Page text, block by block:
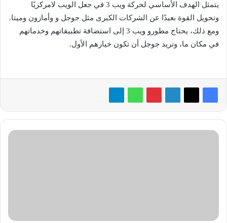
يتمثل الهدف الأساسي لحركة ويب 3 في جعل الويب لامركزيًا
وتحويل القوة بعيدًا عن الشركات الكبرى مثل جوجل و وأمازون وميتا.
ومع ذلك، يحتاج مطورو ويب 3 إلى استضافة تطبيقاتهم وخدماتهم
في مكان ما، وتريد جوجل أن تكون خيارهم الأول.
فيراري